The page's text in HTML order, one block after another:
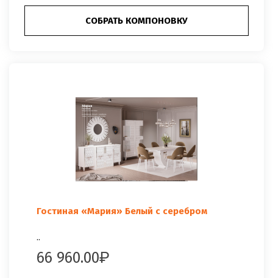
СОБРАТЬ КОМПОНОВКУ
Гостиная «Мария» Белый с серебром
..
66 960.00